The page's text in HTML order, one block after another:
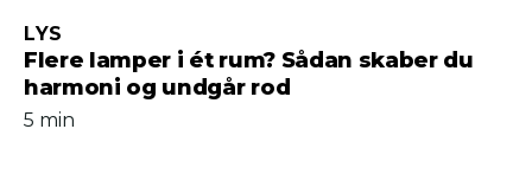
Flere lamper i ét rum? Sådan skaber du
harmoni og undgår rod
LYS
5 min